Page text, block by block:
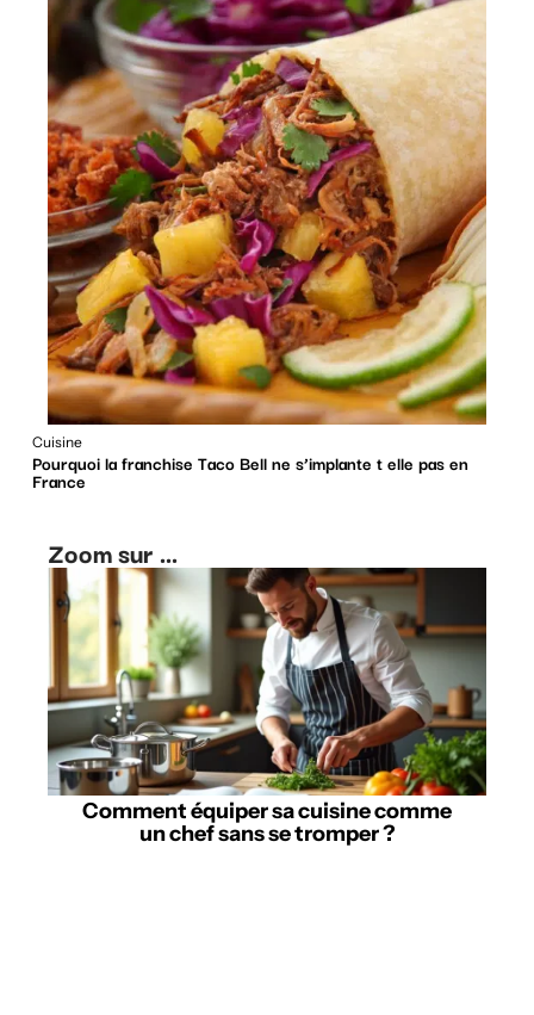
Cuisine
Pourquoi la franchise Taco Bell ne s’implante t elle pas en
France
Zoom sur ...
Comment équiper sa cuisine comme
un chef sans se tromper ?